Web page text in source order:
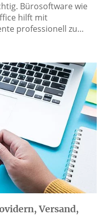
Bürosoftware wie
hilft mit
professionell zu…
Versand,